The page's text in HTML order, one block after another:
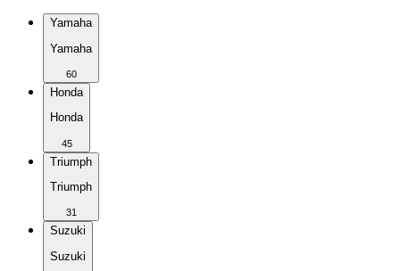
Yamaha
Yamaha
60
Honda
Honda
45
Triumph
Triumph
31
Suzuki
Suzuki